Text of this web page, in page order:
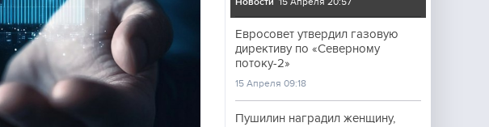
Евросовет утвердил газовую
директиву по «Северному
потоку-2»
15 Апреля 09:18
Пушилин наградил женщину,